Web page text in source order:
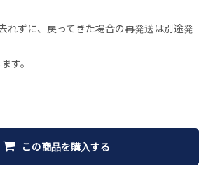
れずに、戻ってきた場合の再発送は別途発
す。
この商品を購入する